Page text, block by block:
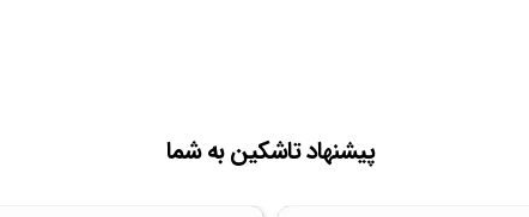
پیشنهاد تاشکین به شما